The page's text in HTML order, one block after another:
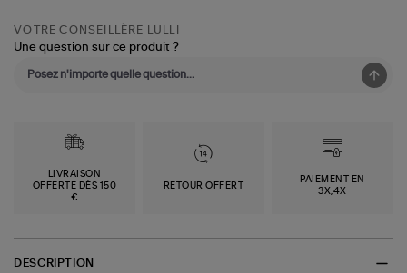
VOTRE CONSEILLÈRE LULLI
Une question sur ce produit ?
LIVRAISON
OFFERTE DÈS 150
€
RETOUR OFFERT
PAIEMENT EN
3X,4X
DESCRIPTION